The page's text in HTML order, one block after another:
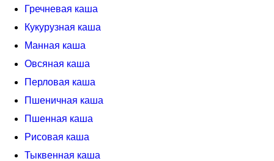
Гречневая каша
Кукурузная каша
Манная каша
Овсяная каша
Перловая каша
Пшеничная каша
Пшенная каша
Рисовая каша
Тыквенная каша